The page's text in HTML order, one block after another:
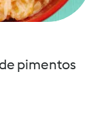
pimentos